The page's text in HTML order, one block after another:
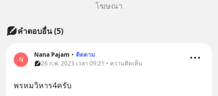
โฆษณา
คำตอบอื่น(5)
N
Nana​ Pajam • ติดตาม
26 ก.พ. 2023 เวลา 09:21 • ความคิดเห็น
พรหมวิหาร4ครับ